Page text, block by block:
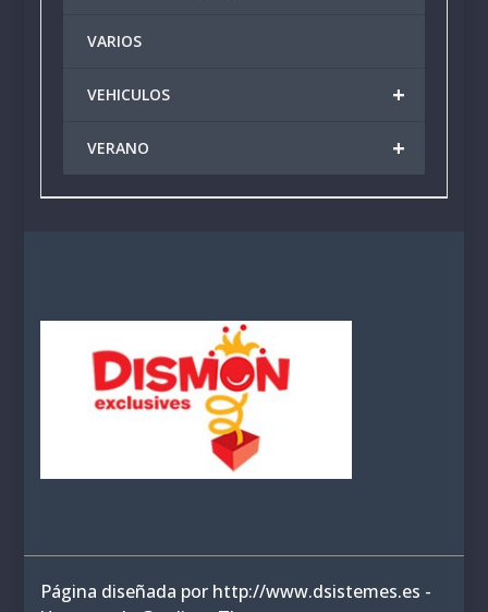
VARIOS
+
VEHICULOS
+
VERANO
Página diseñada por http://www.dsistemes.es -